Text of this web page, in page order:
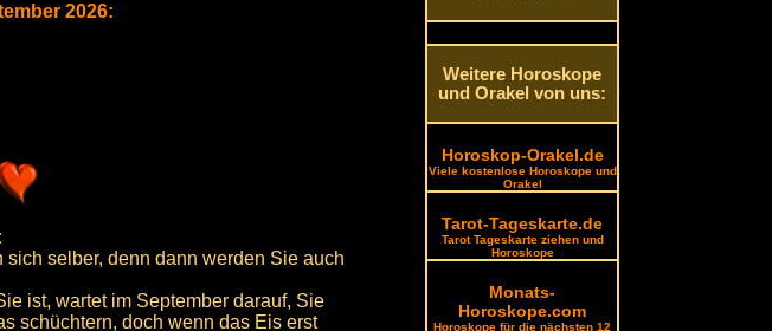
2026:
selber, denn dann werden Sie auch
ist, wartet im September darauf, Sie
schüchtern, doch wenn das Eis erst
Weitere Horoskope
und Orakel von uns:
Horoskop-Orakel.de
Viele kostenlose Horoskope und
Orakel
Tarot-Tageskarte.de
Tarot Tageskarte ziehen und
Horoskope
Monats-
Horoskope.com
Horoskope für die nächsten 12